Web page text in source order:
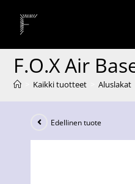
F.O.X Air
Kaikki tuotteet Aluslakat
Edellinen tuote